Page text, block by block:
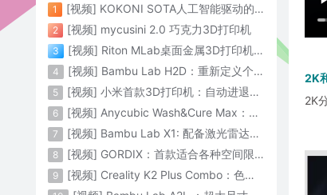
2K
2K
1 [视频] KOKONI SOTA人工智能驱动的3D打印革命 倒立打印600mm/s
2 [视频] mycusini 2.0 巧克力3D打印机
3 [视频] Riton MLab桌面金属3D打印机：体积小性能强大
4 [视频] Bambu Lab H2D：重新定义个人智造
5 [视频] 小米首款3D打印机：自动进退料、AI云切片、人脸拍照建模 3D玩家兴趣首选
6 [视频] Anycubic Wash&Cure Max：清洗+后固化二合一设备
7 [视频] Bambu Lab X1: 配备激光雷达和人工智能的CoreXY彩色3D打印机
8 [视频] GORDIX：首款适合各种空间限制的3合1便携式数控机床
9 [视频] Creality K2 Plus Combo：色彩与尺寸的史诗级飞跃